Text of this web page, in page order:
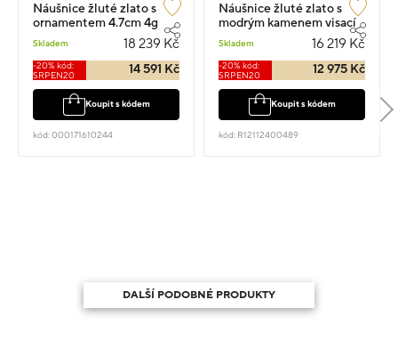
Náušnice žluté zlato s
ornamentem 4.7cm 4g
Skladem 18 239 Kč
-20% kód:
SRPEN20
14 591 Kč
Koupit s kódem
kód: 000171610244
Náušnice žluté zlato s
modrým kamenem visací
Skladem 16 219 Kč
-20% kód:
SRPEN20
12 975 Kč
Koupit s kódem
kód: R12112400489
DALŠÍ PODOBNÉ PRODUKTY